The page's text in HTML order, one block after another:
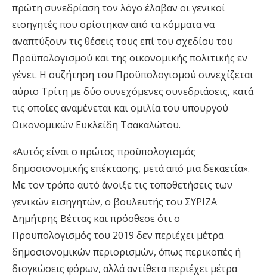
πρώτη συνεδρίαση τον λόγο έλαβαν οι γενικοί
εισηγητές που ορίστηκαν από τα κόμματα να
αναπτύξουν τις θέσεις τους επί του σχεδίου του
Προϋπολογισμού και της οικονομικής πολιτικής εν
γένει. Η συζήτηση του Προϋπολογισμού συνεχίζεται
αύριο Τρίτη με δύο συνεχόμενες συνεδριάσεις, κατά
τις οποίες αναμένεται και ομιλία του υπουργού
Οικονομικών Ευκλείδη Τσακαλώτου.
«Αυτός είναι ο πρώτος προϋπολογισμός
δημοσιονομικής επέκτασης, μετά από μια δεκαετία».
Με τον τρόπο αυτό άνοιξε τις τοποθετήσεις των
γενικών εισηγητών, ο βουλευτής του ΣΥΡΙΖΑ
Δημήτρης Βέττας και πρόσθεσε ότι ο
Προϋπολογισμός του 2019 δεν περιέχει μέτρα
δημοσιονομικών περιορισμών, όπως περικοπές ή
διογκώσεις φόρων, αλλά αντίθετα περιέχει μέτρα